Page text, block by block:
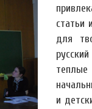
для
и